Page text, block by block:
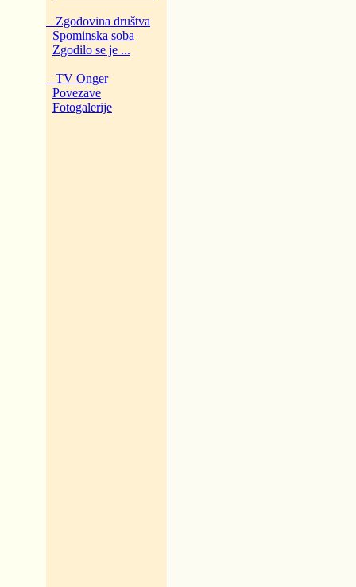
Zgodovina društva
Spominska soba
Zgodilo se je ...
TV Onger
Povezave
Fotogalerije